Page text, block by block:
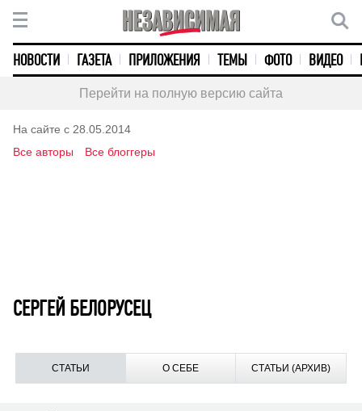
НОВОСТИ ГАЗЕТА ПРИЛОЖЕНИЯ ТЕМЫ ФОТО ВИДЕО
Перейти на полную версию сайта
На сайте с 28.05.2014
Все авторы
Все блоггеры
СЕРГЕЙ БЕЛОРУСЕЦ
СТАТЬИ О СЕБЕ СТАТЬИ (АРХИВ)